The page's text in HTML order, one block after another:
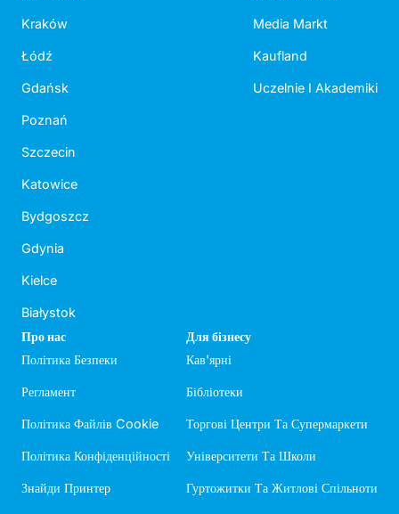
Kraków
Łódź
Gdańsk
Poznań
Szczecin
Katowice
Bydgoszcz
Gdynia
Kielce
Białystok
Media Markt
Kaufland
Uczelnie I Akademiki
Про нас
Політика Безпеки
Регламент
Політика Файлів Cookie
Політика Конфіденційності
Знайди Принтер
Для бізнесу
Кав'ярні
Бібліотеки
Торгові Центри Та Супермаркети
Університети Та Школи
Гуртожитки Та Житлові Спільноти